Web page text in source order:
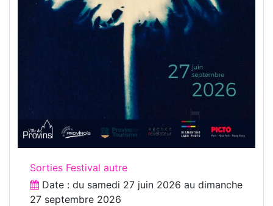
Sorties Festival autre
Date : du samedi 27 juin 2026 au dimanche
27 septembre 2026